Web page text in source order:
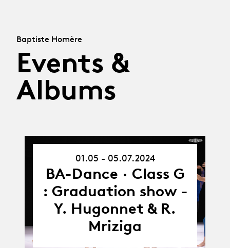
Baptiste Homère
Events &
Albums
01.05.24
-
05.07.24
01.05 - 05.07.2024
BA-Dance · Class G
: Graduation show -
Y. Hugonnet & R.
Mriziga